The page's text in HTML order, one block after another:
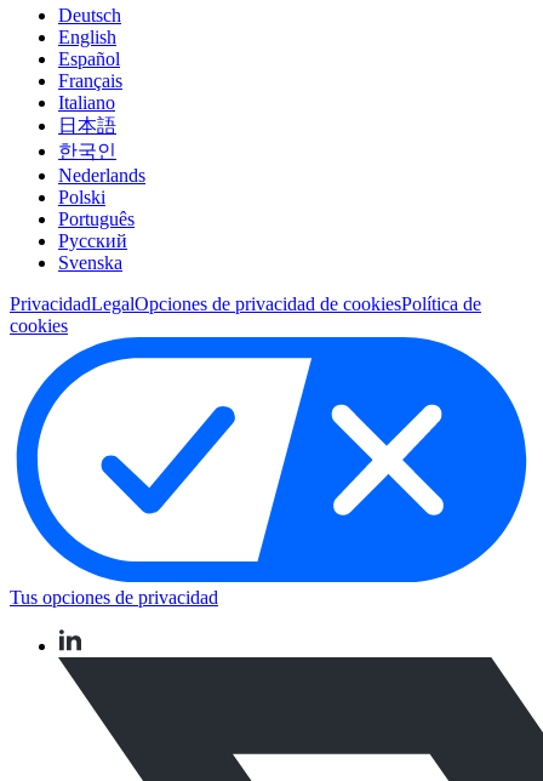
Deutsch
English
Español
Français
Italiano
日本語
한국인
Nederlands
Polski
Português
Pусский
Svenska
PrivacidadLegalOpciones de privacidad de cookiesPolítica de
cookies
Tus opciones de privacidad